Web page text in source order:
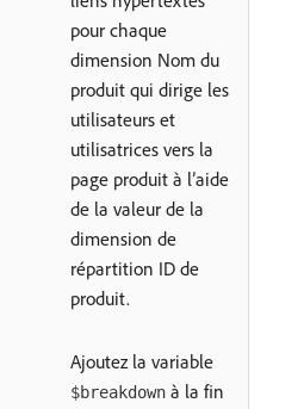
pour chaque
dimension Nom du
produit qui dirige les
utilisateurs et
utilisatrices vers la
page produit à l’aide
de la valeur de la
dimension de
répartition ID de
produit.
Ajoutez la variable
$breakdown à la fin